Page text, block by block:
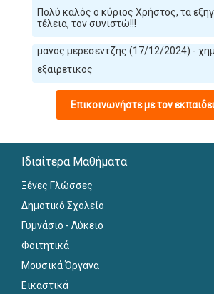
Πολύ καλός ο κύριος Χρήστος, τα
τέλεια, τον συνιστώ!!!
μανος μερεσεντζης (17/12/2024) -
εξαιρετικος
Επικοινωνήστε με τον
Ιδιαίτερα Μαθήματα
Ξένες Γλώσσες
Δημοτικό Σχολείο
Γυμνάσιο - Λύκειο
Φοιτητικά
Μουσικά Όργανα
Εικαστικά